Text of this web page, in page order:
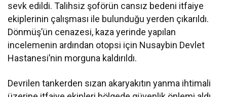
sevk edildi. Talihsiz şoförün cansız bedeni itfaiye
ekiplerinin çalışması ile bulunduğu yerden çıkarıldı.
Dönmüş’ün cenazesi, kaza yerinde yapılan
incelemenin ardından otopsi için Nusaybin Devlet
Hastanesi’nin morguna kaldırıldı.
Devrilen tankerden sızan akaryakıtın yanma ihtimali